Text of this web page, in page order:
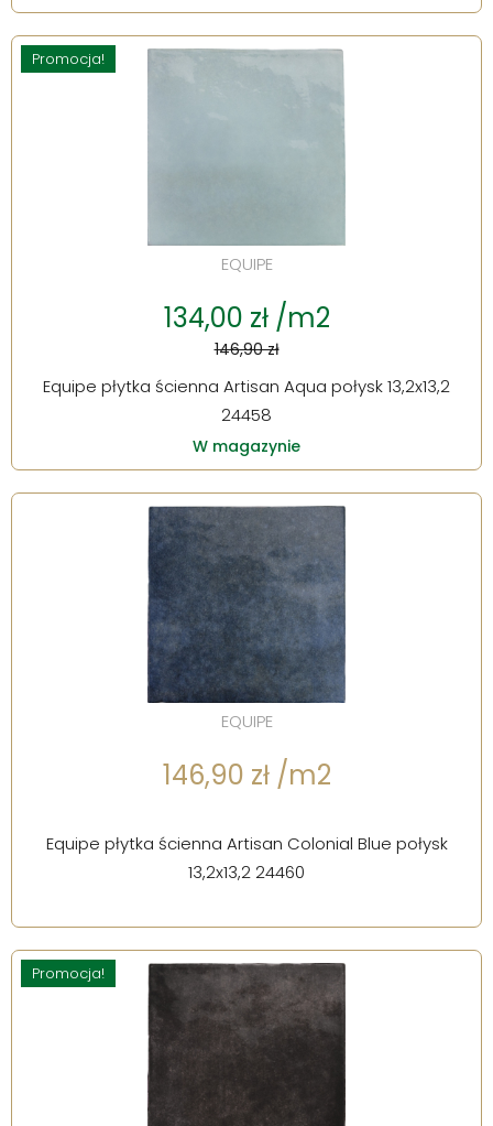
Promocja!
EQUIPE
134,00 zł /m2
146,90 zł
Equipe płytka ścienna Artisan Aqua połysk 13,2x13,2
24458
W magazynie
EQUIPE
146,90 zł /m2
Equipe płytka ścienna Artisan Colonial Blue połysk
13,2x13,2 24460
Promocja!